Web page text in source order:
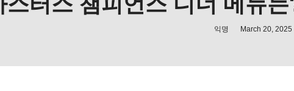
익명 March 20, 2025